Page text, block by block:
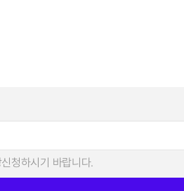
청하시기 바랍니다.